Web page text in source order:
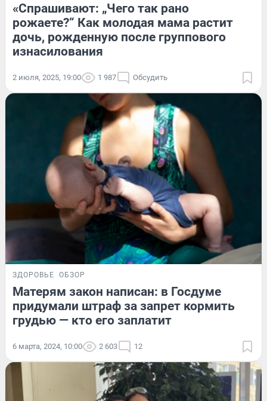
«Спрашивают: „Чего так рано
рожаете?“ Как молодая мама растит
дочь, рожденную после группового
изнасилования
2 июля, 2025, 19:00 1 987 Обсудить
ЗДОРОВЬЕ ОБЗОР
Матерям закон написан: в Госдуме
придумали штраф за запрет кормить
грудью — кто его заплатит
6 марта, 2024, 10:00 2 603 12